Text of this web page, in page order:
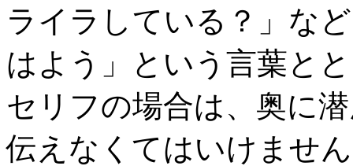
ライラしている？」な
はよう」という言葉と
セリフの場合は、奥に
伝えなくてはいけませ